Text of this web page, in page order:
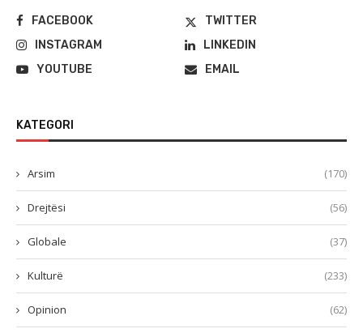
FACEBOOK
TWITTER
INSTAGRAM
LINKEDIN
YOUTUBE
EMAIL
KATEGORI
Arsim (170)
Drejtësi (56)
Globale (37)
Kulturë (233)
Opinion (62)